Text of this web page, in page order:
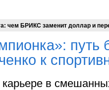
чем БРИКС заменит доллар и
путь
к
в